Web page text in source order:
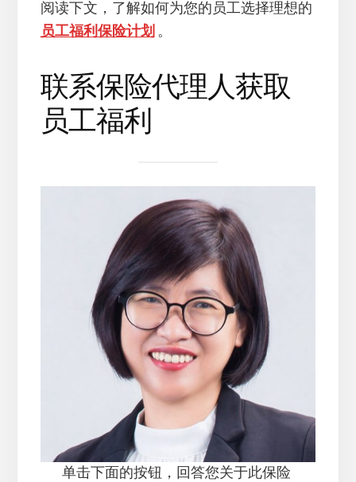
阅读下文，了解如何为您的员工选择理想的
员工福利保险计划 。
联系保险代理人获取
员工福利
单击下面的按钮，回答您关于此保险